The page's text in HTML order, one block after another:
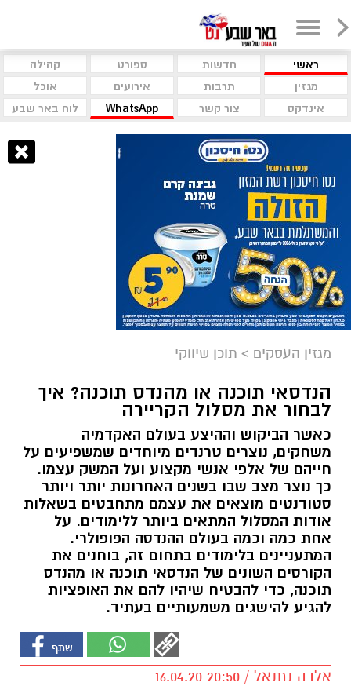
ראשי חדשות ספורט
קהילה
מגזין
תרבות אירועים
אוכל
אינדקס
צור קשר WhatsApp לוח באר שבע
מגזין העסקים > תוכן שיווקי
הנדסאי תוכנה או מהנדס תוכנה? איך
לבחור את מסלול הקריירה
כאשר הביקוש וההיצע בעולם האקדמיה
משחקים, נוצרים טרנדים מיוחדים שמשפיעים על
חייהם של אלפי אנשי מקצוע ועל המשק עצמו.
כך נוצר מצב שבו בשנים האחרונות יותר ויותר
סטודנטים מוצאים את עצמם מתחבטים בשאלות
אודות המסלול המתאים ביותר ללימודים. על
אחת כמה וכמה בעולם ההנדסה הפופולרי.
המתעניינים בלימודים בתחום זה, בוחנים את
הקורסים השונים של הנדסאי תוכנה או מהנדס
תוכנה, כדי להבטיח שיהיו להם את האופציות
להגיע להישגים משמעותיים בעתיד.
אלדה נתנאל / 20:50 16.04.20